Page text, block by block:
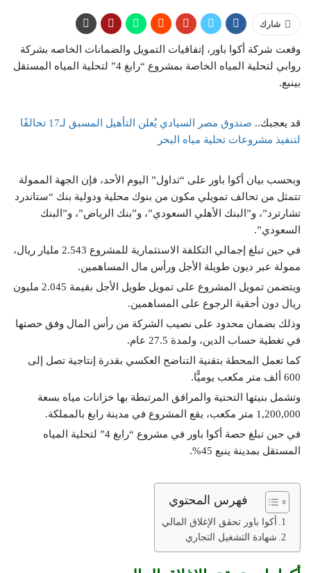
شارك
وقعت شركة أكوا باور، إتفاقيات التمويل والضمانات الخاصه بشركة
روابي لتحلية المياه الخاصة بمشروع “رابغ 4” لتحلية المياه المستقل
بينبع.
قد يعجبك..
صندوق مصر السيادي يُعلن التأهيل المسبق لـ17 تحالفًا
لتنفيذ مشروعات تحلية مياه البحر
وبحسب بيان أكوا باور على “تداول” اليوم الأحد، فإن الجهة الممولة
تتمثل من تحالف تمويلي مكون من بنوك محلية ودولية بنك “ستاندرد
تشارترد”، و”البنك الأهلي السعودي”، و”بنك الرياض”، و”البنك
السعودي”.
في حين تبلغ إجمالي التكلفة الاستثمارية للمشروع 2.543 مليار ريال،
ممولة عبر ديون طويلة الأجل ورأس مال المساهمين.
ويتضمن تمويل المشروع على تمويل طويل الأجل بقيمة 2.045 مليون
ريال دون أحقية الرجوع على المساهمين.
وذلك بضمان محدود على نصيب الشركة من رأس المال وفق حصتها
في تغطية حساب الدين، ولمدة 27.5 عام.
كما تعمل المحطة بتقنية التناضح العكسي بقدرة إنتاجية تصل إلى
600 ألف متر مكعب يوميًّا.
وتشمل بنيتها التحتية والمرافق المرتبطة بها خزانات مياه بسعة
1,200,000 متر مكعب، يقع المشروع في مدينة رابغ بالمملكة.
في حين تبلغ حصة أكوا باور في مشروع “رابغ 4” لتحلية المياه
المستقل بمدينة ينبع 45%.
فهرس المحتوي
أكوا باور تحقق الإغلاق المالي
شهادة التشغيل التجاري